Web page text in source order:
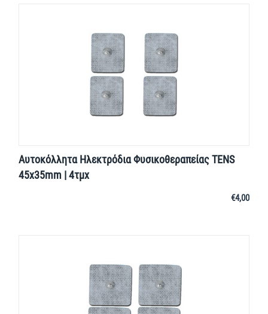
Αυτοκόλλητα Ηλεκτρόδια Φυσικοθεραπείας TENS
45x35mm | 4τμχ
€4,00